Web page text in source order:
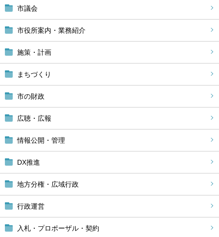
市議会
市役所案内・業務紹介
施策・計画
まちづくり
市の財政
広聴・広報
情報公開・管理
DX推進
地方分権・広域行政
行政運営
入札・プロポーザル・契約